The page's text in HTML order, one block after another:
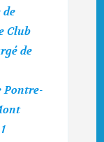
de
Club
de
Pontre-